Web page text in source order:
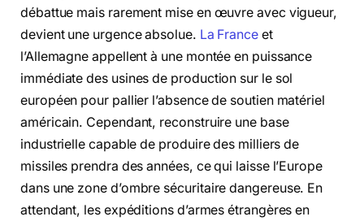
débattue mais rarement mise en œuvre avec vigueur,
devient une urgence absolue. La France et
l’Allemagne appellent à une montée en puissance
immédiate des usines de production sur le sol
européen pour pallier l’absence de soutien matériel
américain. Cependant, reconstruire une base
industrielle capable de produire des milliers de
missiles prendra des années, ce qui laisse l’Europe
dans une zone d’ombre sécuritaire dangereuse. En
attendant, les expéditions d’armes étrangères en